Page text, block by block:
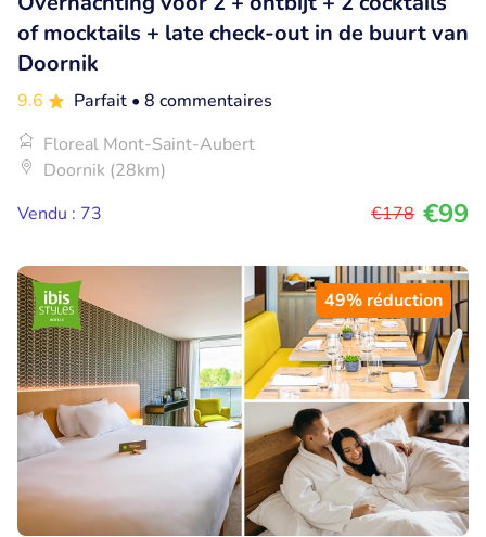
of mocktails + late check-out in de buurt van
Doornik
9.6 Parfait • 8 commentaires
Floreal Mont-Saint-Aubert
Doornik (28km)
Vendu : 73
€178 €99
49% réduction